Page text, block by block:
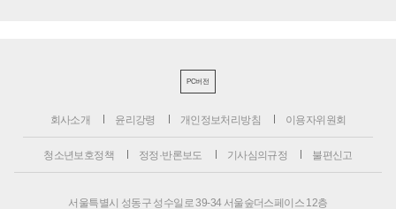
PC버전
회사소개 윤리강령 개인정보처리방침 이용자위원회
청소년보호정책 정정·반론보도 기사심의규정 불편신고
서울특별시 성동구 성수일로 39-34 서울숲더스페이스 12층